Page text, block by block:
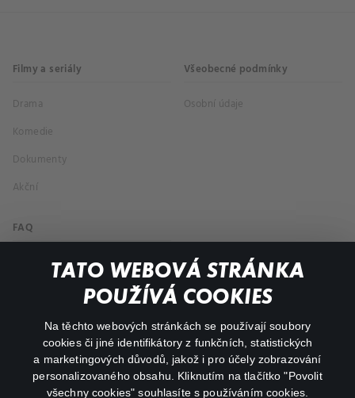
TATO WEBOVÁ STRÁNKA
POUŽÍVÁ COOKIES
Na těchto webových stránkách se používají soubory
cookies či jiné identifikátory z funkčních, statistických
a marketingových důvodů, jakož i pro účely zobrazování
personalizovaného obsahu. Kliknutím na tlačítko "Povolit
všechny cookies" souhlasíte s používáním cookies.
Filmy a seriály
Drama
Komedie
Dokumenty
Akční
Všeobecné podmínky
Osobní údaje
FAQ
Můj účet
Důležité odkazy
facebookinstagram
youtube